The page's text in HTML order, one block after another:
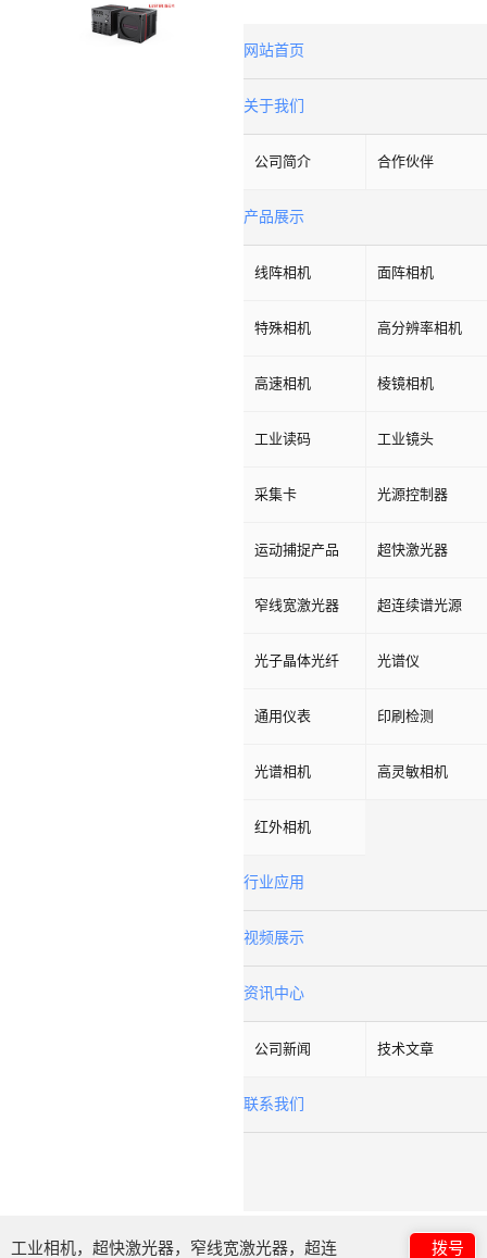
网站首页
关于我们
公司简介 合作伙伴
产品展示
线阵相机 面阵相机
特殊相机 高分辨率相机
高速相机 棱镜相机
工业读码 工业镜头
采集卡 光源控制器
运动捕捉产品 超快激光器
窄线宽激光器 超连续谱光源
光子晶体光纤 光谱仪
通用仪表 印刷检测
光谱相机 高灵敏相机
红外相机
行业应用
视频展示
资讯中心
公司新闻 技术文章
联系我们
工业相机，超快激光器，窄线宽激光器，超连 拨号